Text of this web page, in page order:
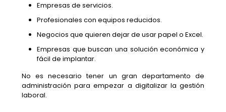
Empresas de servicios.
Profesionales con equipos reducidos.
Negocios que quieren dejar de usar papel o Excel.
Empresas que buscan una solución económica y
fácil de implantar.
No es necesario tener un gran departamento de
administración para empezar a digitalizar la gestión
laboral.